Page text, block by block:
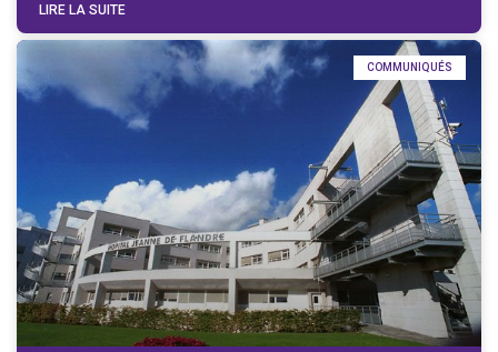
LIRE LA SUITE
COMMUNIQUÉS